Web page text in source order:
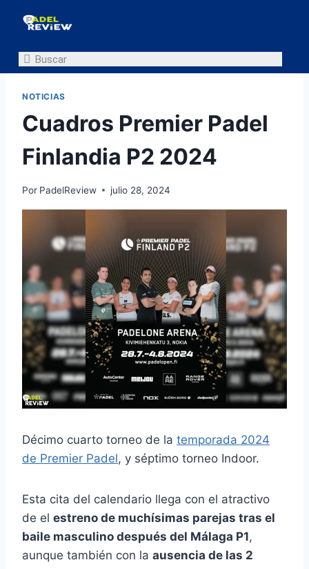
NOTICIAS
Cuadros Premier Padel
Finlandia P2 2024
Por PadelReview julio 28, 2024
Décimo cuarto torneo de la temporada 2024
de Premier Padel, y séptimo torneo Indoor.
Esta cita del calendario llega con el atractivo
de el estreno de muchísimas parejas tras el
baile masculino después del Málaga P1,
aunque también con la ausencia de las 2